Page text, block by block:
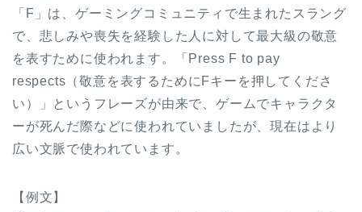
「F」は、ゲーミングコミュニティで生まれたスラング
で、悲しみや喪失を経験した人に対して最大級の敬意
を表すために使われます。「Press F to pay
respects（敬意を表するためにFキーを押してくださ
い）」というフレーズが由来で、ゲームでキャラクタ
ーが死んだ際などに使われていましたが、現在はより
広い文脈で使われています。
【例文】